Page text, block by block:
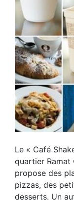
Le « Café
quartier Ramat
propose des
pizzas, des
desserts. Un